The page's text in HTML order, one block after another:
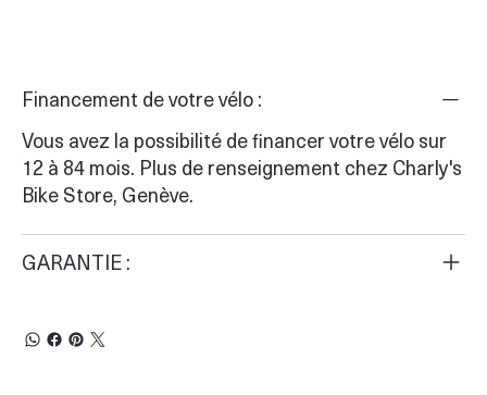
Financement de votre vélo :
Vous avez la possibilité de financer votre vélo sur
12 à 84 mois. Plus de renseignement chez Charly's
Bike Store, Genève.
GARANTIE :